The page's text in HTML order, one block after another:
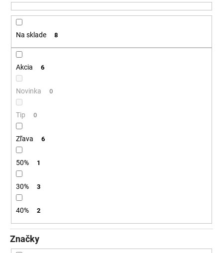
u
k
Na sklade 8
Akcia 6
Novinka 0
Tip 0
Zľava 6
50% 1
30% 3
40% 2
Značky
á
ť
O
č
a
m